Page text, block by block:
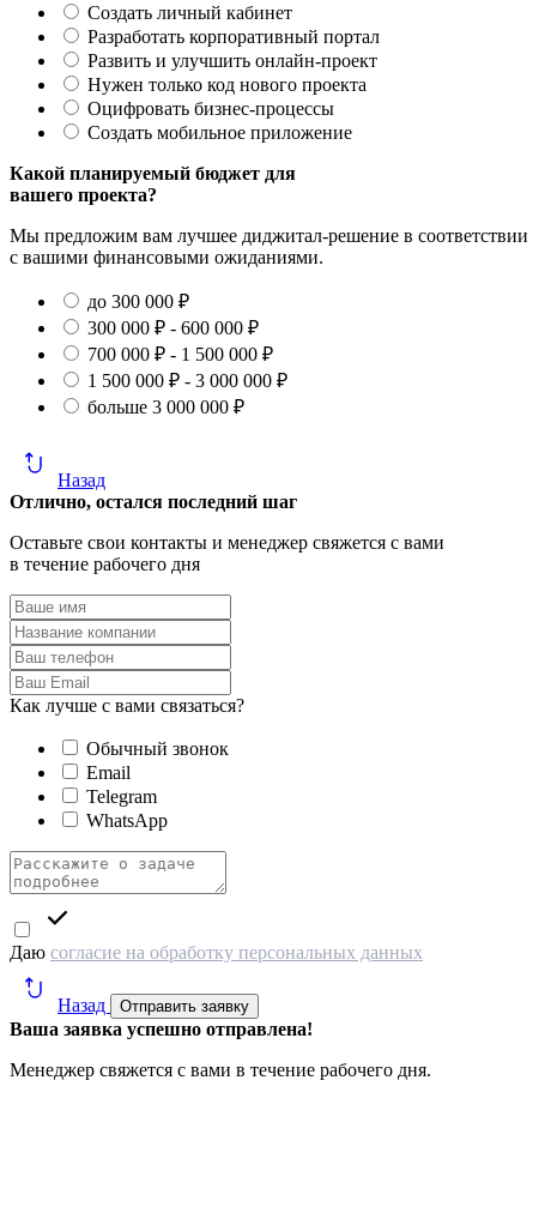
Создать личный кабинет
Разработать корпоративный портал
Развить и улучшить онлайн-проект
Нужен только код нового проекта
Оцифровать бизнес-процессы
Создать мобильное приложение
Какой планируемый бюджет для
вашего проекта?
Мы предложим вам лучшее диджитал-решение в соответствии
с вашими финансовыми ожиданиями.
до 300 000 ₽
300 000 ₽ - 600 000 ₽
700 000 ₽ - 1 500 000 ₽
1 500 000 ₽ - 3 000 000 ₽
больше 3 000 000 ₽
Назад
Отлично, остался последний шаг
Оставьте свои контакты и менеджер свяжется с вами
в течение рабочего дня
Как лучше с вами связаться?
Обычный звонок
Email
Telegram
WhatsApp
Даю согласие на обработку персональных данных
Назад Отправить заявку
Ваша заявка успешно отправлена!
Менеджер свяжется с вами в течение рабочего дня.